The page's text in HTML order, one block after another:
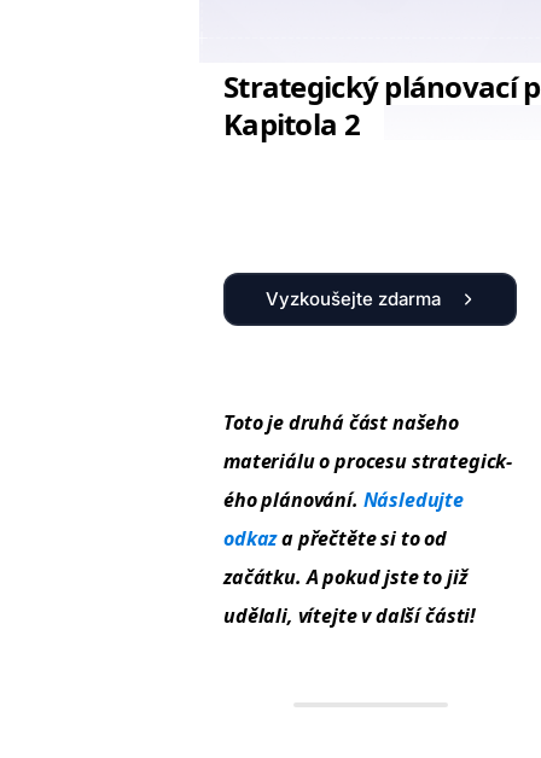
Strategický plánovací
Kapitola 2
Vyzkoušejte zdarma
Toto je druhá část naše­ho
mater­iálu o pro­ce­su strate­gick­
ého plánování. Násle­du­jte
odkaza přečtěte si to od
začátku. A pokud jste to již
udělali, víte­jte v další části!